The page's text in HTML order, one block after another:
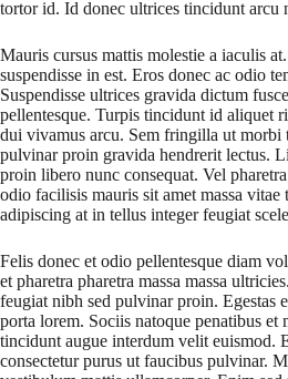
tortor id. Id donec ultrices tincidunt arcu
Mauris cursus mattis molestie a iaculis
suspendisse in est. Eros donec ac odio
Suspendisse ultrices gravida dictum
pellentesque. Turpis tincidunt id aliquet
dui vivamus arcu. Sem fringilla ut morbi
pulvinar proin gravida hendrerit lectus.
proin libero nunc consequat. Vel
odio facilisis mauris sit amet massa vitae
adipiscing at in tellus integer feugiat
Felis donec et odio pellentesque diam
et pharetra pharetra massa massa
feugiat nibh sed pulvinar proin. Egestas
porta lorem. Sociis natoque penatibus
tincidunt augue interdum velit euismod.
consectetur purus ut faucibus pulvinar.